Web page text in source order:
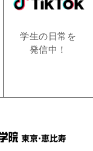
学生の日常を
発信中！